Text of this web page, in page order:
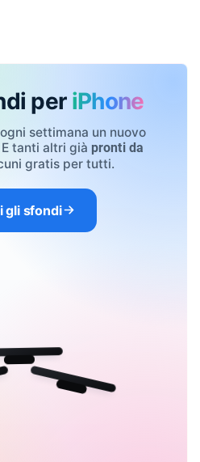
per iPhone
settimana un nuovo
tanti altri già pronti da
gratis per tutti.
gli sfondi